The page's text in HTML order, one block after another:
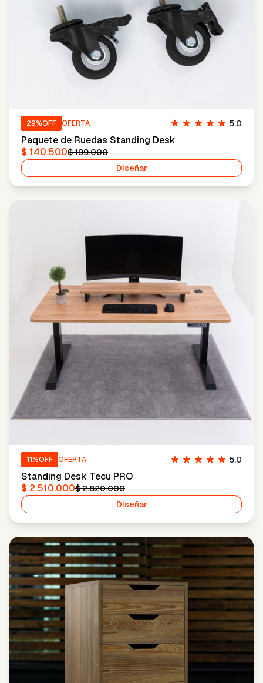
29%OFF OFERTA 5.0
Paquete de Ruedas Standing Desk
$ 140.500$ 199.000
Diseñar
11%OFF OFERTA 5.0
Standing Desk Tecu PRO
$ 2.510.000$ 2.820.000
Diseñar